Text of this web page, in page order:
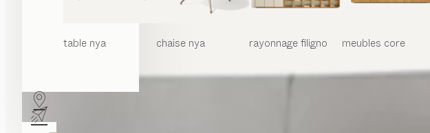
table nya chaise nya rayonnagefiligno meubles core